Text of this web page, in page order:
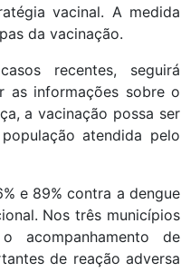
vacinal. A medida
da vacinação.
recentes, seguirá
as informações sobre o
a vacinação possa ser
atendida pelo
e 89% contra a dengue
Nos três municípios
acompanhamento de
de reação adversa